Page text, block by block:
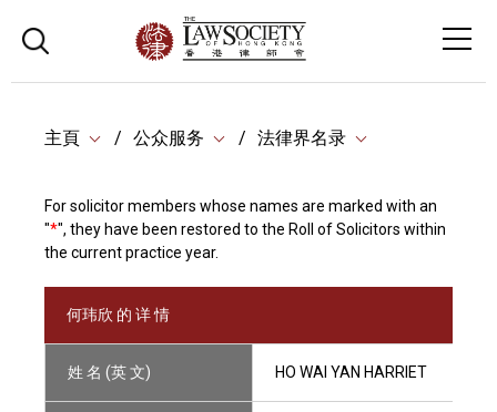
主頁 公众服务 法律界名录
For solicitor members whose names are marked with an
"*", they have been restored to the Roll of Solicitors within
the current practice year.
何玮欣 的 详 情
姓 名 (英 文) HO WAI YAN HARRIET